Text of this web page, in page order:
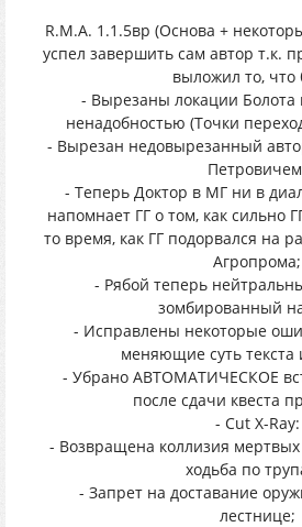
R.M.A. 1.1.5вр (Основа +
успел завершить сам автор т.к.
выложил то, что
- Вырезаны локации Болота
ненадобностью (Точки
- Вырезан недовырезанный
- Теперь Доктор в МГ ни в
напомнает ГГ о том, как сильно
то время, как ГГ подорвался на
Агропрома;
- Рябой теперь
зомбированный
- Исправлены некоторые
меняющие суть текста
- Убрано АВТОМАТИЧЕСКОЕ
после сдачи квеста
- Cut X-Ray:
- Возвращена коллизия
ходьба по
- Запрет на доставание
лестнице;